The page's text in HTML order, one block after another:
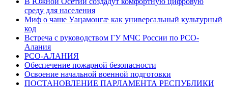
среду для населения
Миф о чаше Уацамонгæ как универсальный культурный
код
Встреча с руководством ГУ МЧС России по РСО-
Алания
РСО-АЛАНИЯ
Обеспечение пожарной безопасности
Освоение начальной военной подготовки
ПОСТАНОВЛЕНИЕ ПАРЛАМЕНТА РЕСПУБЛИКИ